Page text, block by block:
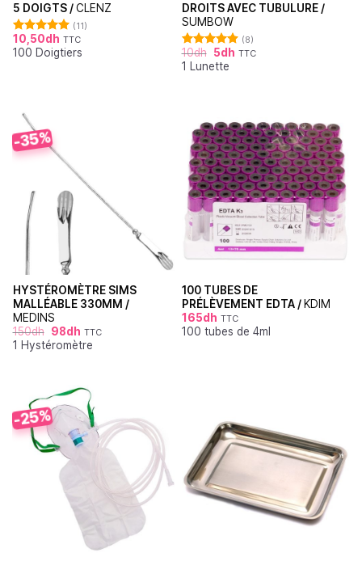
5 DOIGTS /CLENZ
Note5.00
sur 5
(11)
10,50dh TTC
100 Doigtiers
DROITS AVEC TUBULURE /
SUMBOW
Note
4.88
sur 5
(8)
10dh 5dh TTC
1 Lunette
-35%
HYSTÉROMÈTRE SIMS
MALLÉABLE 330MM /
MEDINS
150dh 98dh TTC
1 Hystéromètre
100 TUBES DE
PRÉLÈVEMENT EDTA / KDIM
165dh TTC
100 tubes de 4ml
-25%